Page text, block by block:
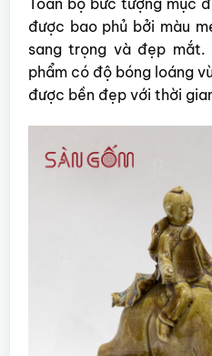
Toàn bộ bức tượng mục
được bao phủ bởi màu
sang trọng và đẹp mắt.
phẩm có độ bóng loáng
được bền đẹp với thời